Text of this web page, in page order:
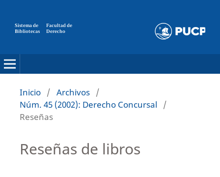
Sistema de
Bibliotecas
Facultad de
Derecho
Inicio / Archivos /
Núm. 45 (2002): Derecho Concursal
/
Reseñas
Reseñas de libros